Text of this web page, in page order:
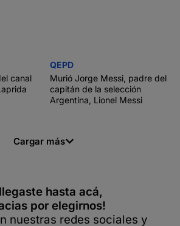
canal
QEPD
Murió Jorge Messi, padre del
capitán de la selección
Argentina, Lionel Messi
Cargar más
hasta acá,
por elegirnos!
nuestras redes sociales y